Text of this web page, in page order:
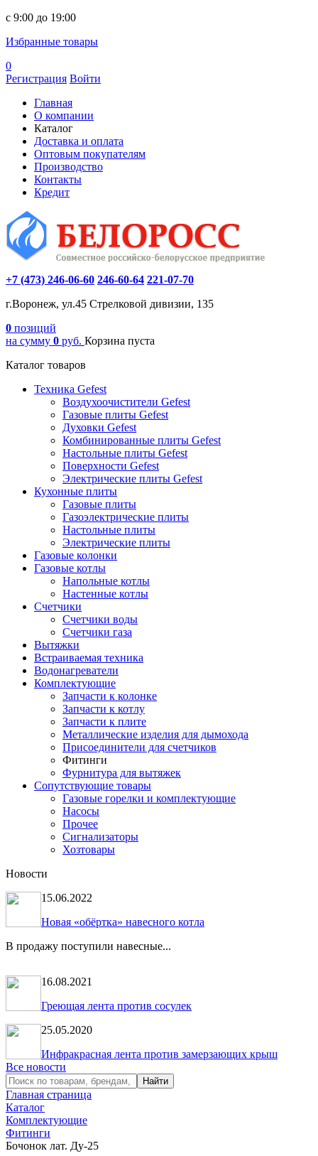
c 9:00 до 19:00
Избранные товары
0
Регистрация Войти
Главная
О компании
Каталог
Доставка и оплата
Оптовым покупателям
Производство
Контакты
Кредит
+7 (473) 246-06-60 246-60-64 221-07-70
г.Воронеж, ул.45 Стрелковой дивизии, 135
0 позиций
на сумму 0 руб. Корзина пуста
Каталог товаров
Техника Gefest
Воздухоочистители Gefest
Газовые плиты Gefest
Духовки Gefest
Комбинированные плиты Gefest
Настольные плиты Gefest
Поверхности Gefest
Электрические плиты Gefest
Кухонные плиты
Газовые плиты
Газоэлектрические плиты
Настольные плиты
Электрические плиты
Газовые колонки
Газовые котлы
Напольные котлы
Настенные котлы
Счетчики
Счетчики воды
Счетчики газа
Вытяжки
Встраиваемая техника
Водонагреватели
Комплектующие
Запчасти к колонке
Запчасти к котлу
Запчасти к плите
Металлические изделия для дымохода
Присоединители для счетчиков
Фитинги
Фурнитура для вытяжек
Сопутствующие товары
Газовые горелки и комплектующие
Насосы
Прочее
Сигнализаторы
Хозтовары
Новости
15.06.2022
Новая «обёртка» навесного котла
В продажу поступили навесные...
16.08.2021
Греющая лента против сосулек
25.05.2020
Инфракрасная лента против замерзающих крыш
Все новости
Главная страница
Каталог
Комплектующие
Фитинги
Бочонок лат. Ду-25